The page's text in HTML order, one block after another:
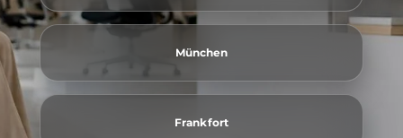
München
Frankfort